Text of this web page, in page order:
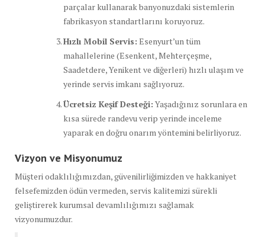
parçalar kullanarak banyonuzdaki sistemlerin
fabrikasyon standartlarını koruyoruz.
Hızlı Mobil Servis: Esenyurt’un tüm
mahallelerine (Esenkent, Mehterçeşme,
Saadetdere, Yenikent ve diğerleri) hızlı ulaşım ve
yerinde servis imkanı sağlıyoruz.
Ücretsiz Keşif Desteği: Yaşadığınız sorunlara en
kısa sürede randevu verip yerinde inceleme
yaparak en doğru onarım yöntemini belirliyoruz.
Vizyon ve Misyonumuz
Müşteri odaklılığımızdan, güvenilirliğimizden ve hakkaniyet
felsefemizden ödün vermeden, servis kalitemizi sürekli
geliştirerek kurumsal devamlılığımızı sağlamak
vizyonumuzdur.